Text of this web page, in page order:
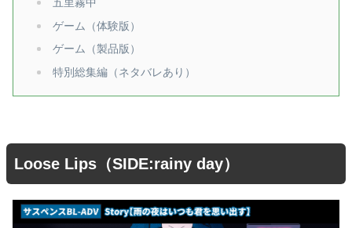
五里霧中
ゲーム（体験版）
ゲーム（製品版）
特別総集編（ネタバレあり）
Loose Lips（SIDE:rainy day）